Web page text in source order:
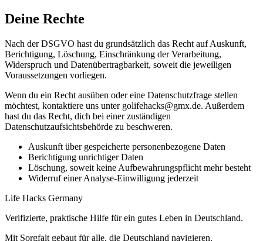
Deine Rechte
Nach der DSGVO hast du grundsätzlich das Recht auf Auskunft,
Berichtigung, Löschung, Einschränkung der Verarbeitung,
Widerspruch und Datenübertragbarkeit, soweit die jeweiligen
Voraussetzungen vorliegen.
Wenn du ein Recht ausüben oder eine Datenschutzfrage stellen
möchtest, kontaktiere uns unter golifehacks@gmx.de. Außerdem
hast du das Recht, dich bei einer zuständigen
Datenschutzaufsichtsbehörde zu beschweren.
Auskunft über gespeicherte personenbezogene Daten
Berichtigung unrichtiger Daten
Löschung, soweit keine Aufbewahrungspflicht mehr besteht
Widerruf einer Analyse-Einwilligung jederzeit
Life Hacks Germany
Verifizierte, praktische Hilfe für ein gutes Leben in Deutschland.
Mit Sorgfalt gebaut für alle, die Deutschland navigieren.